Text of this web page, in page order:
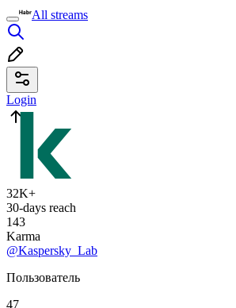
All streams
Login
32K+
30-days reach
143
Karma
@Kaspersky_Lab
Пользователь
47